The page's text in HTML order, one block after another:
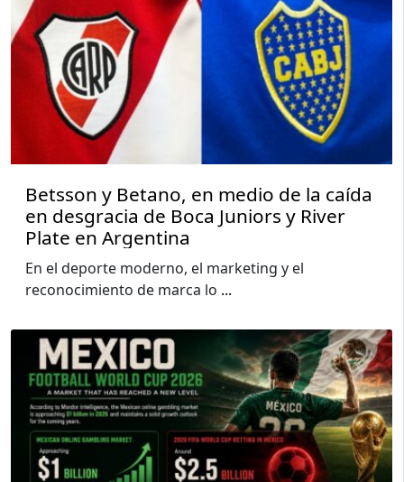
Betsson y Betano, en medio de la caída
en desgracia de Boca Juniors y River
Plate en Argentina
En el deporte moderno, el marketing y el
reconocimiento de marca lo ...